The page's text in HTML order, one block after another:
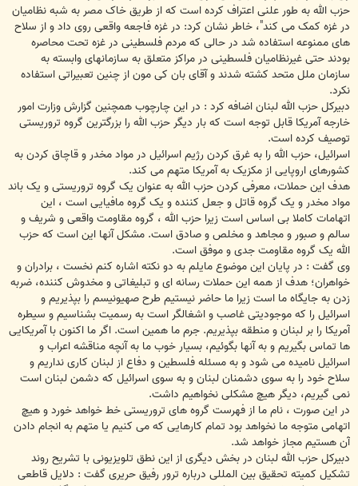
حزب الله به طور علنی اعتراف کرده است که از طریق خاک مصر به شبه نظامیان
در غزه کمک می کند"، خاطر نشان کرد: در غزه فاجعه واقعی روی داد و از سلاح
های ممنوعه استفاده شد در حالی که مردم فلسطینی در غزه تحت محاصره
بودند حتی غیرنظامیان فلسطینی در مراکز متعلق به سازمانهای وابسته به
سازمان ملل متحد کشته شدند و آقای بان کی مون از چنین تعبیراتی استفاده
نکرد.
دبیرکل حزب الله لبنان اضافه کرد : در این چارچوب همچنین گزارش وزارت امور
خارجه آمریکا قابل توجه است که بار دیگر حزب الله را بزرگترین گروه تروریستی
توصیف کرده است.
اسرائیل، حزب الله را به غرق کردن رژیم اسرائیل در مواد مخدر و قاچاق کردن به
کشورهای اروپایی از مکزیک به آمریکا متهم می کند.
هدف این حملات، معرفی کردن حزب الله به عنوان یک گروه تروریستی و یک باند
مواد مخدر و یک گروه قاتل و جعل کننده و یک گروه مافیایی است ، این
اتهامات کاملا بی اساس است زیرا حزب الله ، گروه مقاومت واقعی و شریف و
سالم و صبور و مجاهد و مخلص و صادق است. مشکل آنها این است که حزب
الله یک گروه مقاومت جدی و موفق است.
وی گفت : در پایان این موضوع مایلم به دو نکته اشاره کنم نخست ، برادران و
خواهران؛ هدف از همه این حملات رسانه ای و تبلیغاتی و مخدوش کننده، ضربه
زدن به جایگاه ما است زیرا ما حاضر نیستیم طرح صهیونیسم را بپذیریم و
اسرائیل را که موجودیتی غاصب و اشغالگر است به رسمیت بشناسیم و سیطره
آمریکا را بر لبنان و منطقه بپذیریم. جرم ما همین است. اگر ما اکنون با آمریکایی
ها تماس بگیریم و به آنها بگوئیم، بسیار خوب ما به آنچه مناقشه اعراب و
اسرائیل نامیده می شود و به مسئله فلسطین و دفاع از لبنان کاری نداریم و
سلاح خود را به سوی دشمنان لبنان و به سوی اسرائیل که دشمن لبنان است
نمی گیریم، دیگر هیچ مشکلی نخواهیم داشت.
در این صورت ، نام ما از فهرست گروه های تروریستی خط خواهد خورد و هیچ
اتهامی متوجه ما نخواهد بود تمام کارهایی که می کنیم یا متهم به انجام دادن
آن هستیم مجاز خواهد شد.
دبیرکل حزب الله لبنان در بخش دیگری از این نطق تلویزیونی با تشریح روند
تشکیل کمیته تحقیق بین المللی درباره ترور رفیق حریری گفت : دلایل قاطعی